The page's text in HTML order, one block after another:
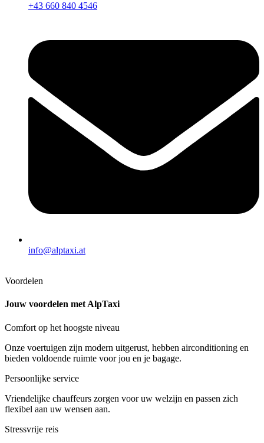
+43 660 840 4546
info@alptaxi.at
Voordelen
Jouw voordelen met AlpTaxi
Comfort op het hoogste niveau
Onze voertuigen zijn modern uitgerust, hebben airconditioning en
bieden voldoende ruimte voor jou en je bagage.
Persoonlijke service
Vriendelijke chauffeurs zorgen voor uw welzijn en passen zich
flexibel aan uw wensen aan.
Stressvrije reis